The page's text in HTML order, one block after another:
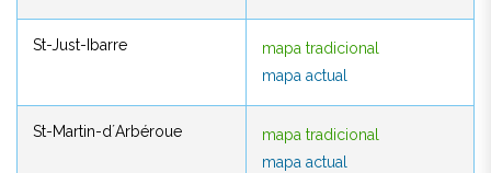
St-Just-Ibarre
mapa tradicional
mapa actual
St-Martin-d´Arbéroue
mapa tradicional
mapa actual
mapa actual
mapa actual